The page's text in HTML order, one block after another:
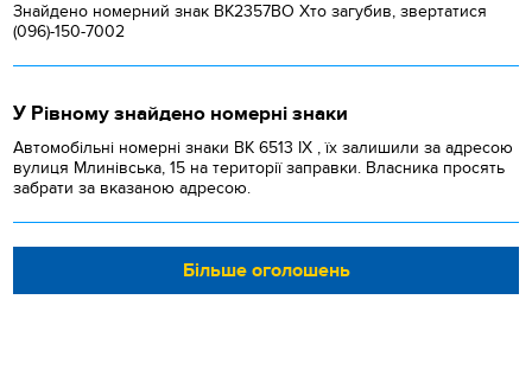
Знайдено номерний знак ВК2357ВО Хто загубив, звертатися
(096)-150-7002
У Рівному знайдено номерні знаки
Автомобільні номерні знаки BK 6513 IX , їх залишили за адресою
вулиця Млинівська, 15 на території заправки. Власника просять
забрати за вказаною адресою.
Більше оголошень